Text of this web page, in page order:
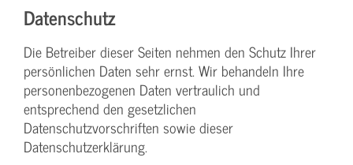
Datenschutz
Die Betreiber dieser Seiten nehmen den Schutz Ihrer
persönlichen Daten sehr ernst. Wir behandeln Ihre
personenbezogenen Daten vertraulich und
entsprechend den gesetzlichen
Datenschutzvorschriften sowie dieser
Datenschutzerklärung.